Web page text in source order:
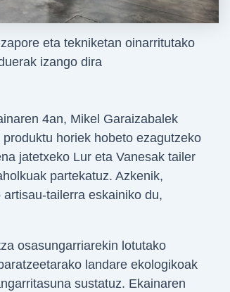
eta tekniketan oinarritutako
izango dira
4an, Mikel Garaizabalek
horiek hobeto ezagutzeko
jatetxeko Lur eta Vanesak tailer
partekatuz. Azkenik,
tailerra eskainiko du,
osasungarriarekin lotutako
landare ekologikoak
sustatuz. Ekainaren